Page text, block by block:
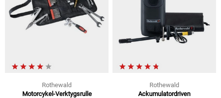
Rothewald
Motorcykel-Verktygsrulle
Rothewald
Ackumulatordriven